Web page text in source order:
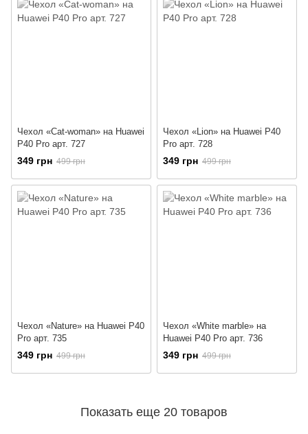
Чехол «Cat-woman» на Huawei
P40 Pro арт. 727
349 грн 499 грн
Чехол «Lion» на Huawei P40
Pro арт. 728
349 грн 499 грн
Чехол «Nature» на Huawei P40
Pro арт. 735
349 грн 499 грн
Чехол «White marble» на
Huawei P40 Pro арт. 736
349 грн 499 грн
Показать еще 20 товаров